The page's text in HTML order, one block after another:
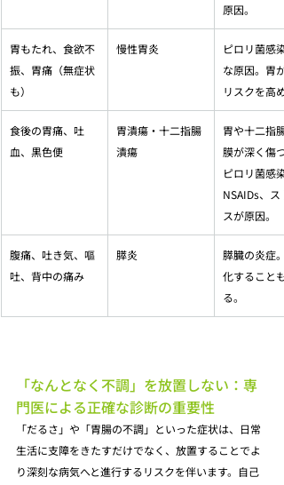
原因。
胃もたれ、食欲不
振、胃痛（無症状
も）
慢性胃炎
ピロリ菌感
な原因。胃が
リスクを高
食後の胃痛、吐
血、黒色便
胃潰瘍・十二指腸
潰瘍
胃や十二指腸
膜が深く傷つ
ピロリ菌感染
NSAIDs、ス
スが原因。
腹痛、吐き気、嘔
吐、背中の痛み
膵炎
膵臓の炎症。
化することも
る。
「なんとなく不調」を放置しない：専
門医による正確な診断の重要性
「だるさ」や「胃腸の不調」といった症状は、日常
生活に支障をきたすだけでなく、放置することでよ
り深刻な病気へと進行するリスクを伴います。自己